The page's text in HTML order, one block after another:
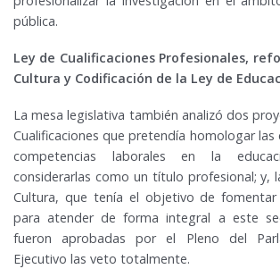
pública.
Ley de Cualificaciones Profesionales,
Cultura y Codificación de la Ley de
La mesa legislativa también analizó dos
Cualificaciones que pretendía homologar
competencias laborales en la
considerarlas como un título profesional; y,
Cultura, que tenía el objetivo de fomentar
para atender de forma integral a este
fueron aprobadas por el Pleno del
Ejecutivo las veto totalmente.